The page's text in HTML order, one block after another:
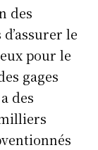
des
le
pour le
gages
des